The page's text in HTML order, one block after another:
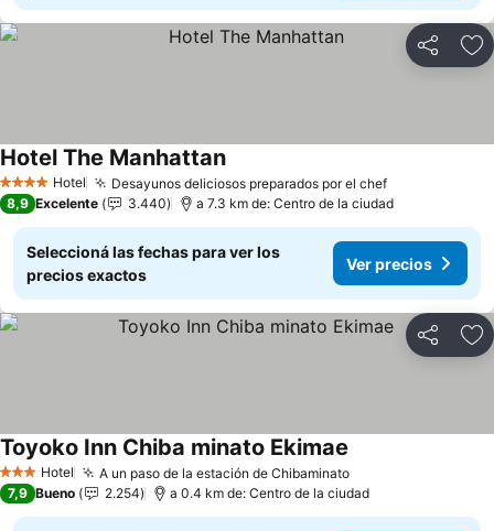
Compartir
4 EstrellasHotel Desayunos deliciosos preparados por el chef
Hotel The Manhattan
8,9 Excelente 3.440 a 7.3 km de: Centro de la ciudad
Seleccioná las fechas para ver los
precios exactos
Ver precios
Compartir
3 Estrellas
Hotel A un paso de la estación de Chibaminato
Toyoko Inn Chiba minato Ekimae
7,9 Bueno 2.254 a 0.4 km de: Centro de la ciudad